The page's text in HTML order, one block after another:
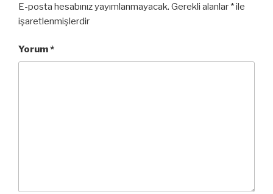
E-posta hesabınız yayımlanmayacak. Gerekli alanlar *ile
işaretlenmişlerdir
Yorum*